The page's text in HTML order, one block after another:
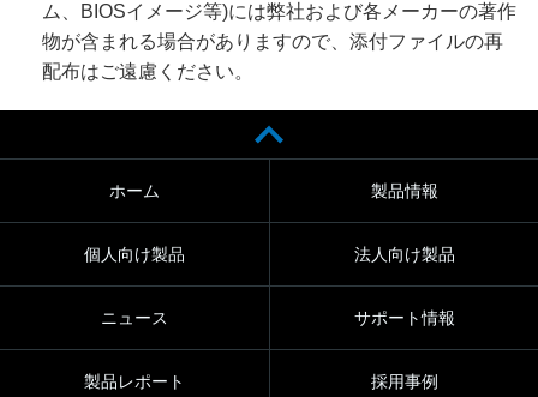
ム、BIOSイメージ等)には弊社および各メーカーの著作
物が含まれる場合がありますので、添付ファイルの再
配布はご遠慮ください。
ホーム 製品情報
個人向け製品 法人向け製品
ニュース サポート情報
製品レポート 採用事例